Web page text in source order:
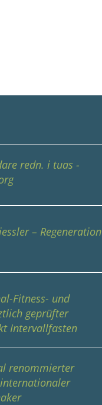
redn. i tuas -
– Regeneration
Fitness- und
geprüfter
Intervallfasten
renommierter